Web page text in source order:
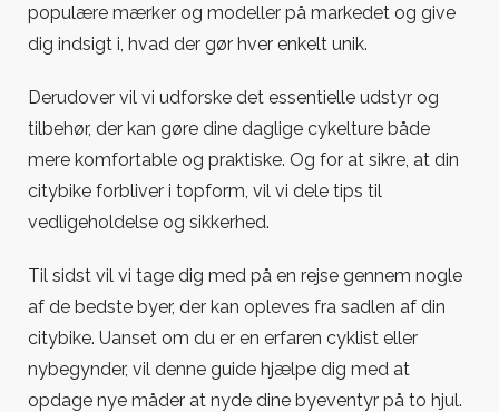
populære mærker og modeller på markedet og give
dig indsigt i, hvad der gør hver enkelt unik.
Derudover vil vi udforske det essentielle udstyr og
tilbehør, der kan gøre dine daglige cykelture både
mere komfortable og praktiske. Og for at sikre, at din
citybike forbliver i topform, vil vi dele tips til
vedligeholdelse og sikkerhed.
Til sidst vil vi tage dig med på en rejse gennem nogle
af de bedste byer, der kan opleves fra sadlen af din
citybike. Uanset om du er en erfaren cyklist eller
nybegynder, vil denne guide hjælpe dig med at
opdage nye måder at nyde dine byeventyr på to hjul.